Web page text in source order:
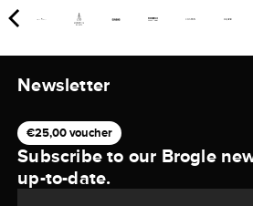
Newsletter
€25,00 voucher
Subscribe to our Brogle
up-to-date.